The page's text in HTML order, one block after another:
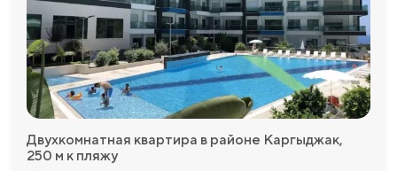
Двухкомнатная квартира в районе Каргыджак,
250 м к пляжу